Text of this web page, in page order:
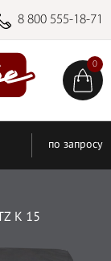
8 800 555-18-71
0
по запросу
K 15